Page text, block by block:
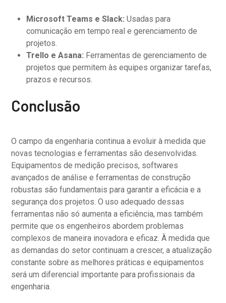
Microsoft Teams e Slack:Usadas para
comunicação em tempo real e gerenciamento de
projetos.
Trello e Asana: Ferramentas de gerenciamento de
projetos que permitem às equipes organizar tarefas,
prazos e recursos.
Conclusão
O campo da engenharia continua a evoluir à medida que
novas tecnologias e ferramentas são desenvolvidas.
Equipamentos de medição precisos, softwares
avançados de análise e ferramentas de construção
robustas são fundamentais para garantir a eficácia e a
segurança dos projetos. O uso adequado dessas
ferramentas não só aumenta a eficiência, mas também
permite que os engenheiros abordem problemas
complexos de maneira inovadora e eficaz. À medida que
as demandas do setor continuam a crescer, a atualização
constante sobre as melhores práticas e equipamentos
será um diferencial importante para profissionais da
engenharia.